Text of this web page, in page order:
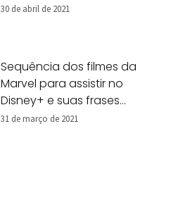
30 de abril de 2021
Sequência dos filmes da
Marvel para assistir no
Disney+ e suas frases
marcantes
31 de março de 2021